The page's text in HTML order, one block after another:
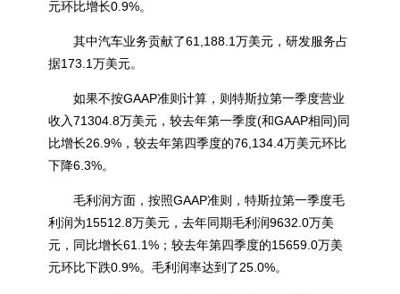
元环比增长0.9%。
其中汽车业务贡献了61,188.1万美元，研发服务占
据173.1万美元。
如果不按GAAP准则计算，则特斯拉第一季度营业
收入71304.8万美元，较去年第一季度(和GAAP相同)同
比增长26.9%，较去年第四季度的76,134.4万美元环比
下降6.3%。
毛利润方面，按照GAAP准则，特斯拉第一季度毛
利润为15512.8万美元，去年同期毛利润9632.0万美
元，同比增长61.1%；较去年第四季度的15659.0万美
元环比下跌0.9%。毛利润率达到了25.0%。